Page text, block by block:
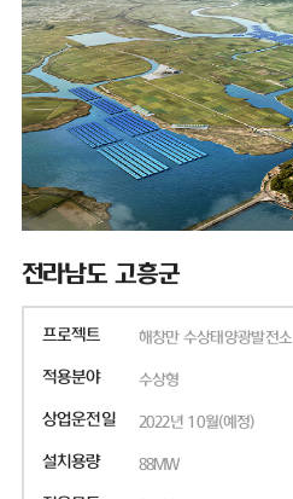
전라남도 고흥군
프로젝트 해창만 수상태양광발전소
적용분야 수상형
상업운전일 2022년 10월(예정)
설치용량 88MW